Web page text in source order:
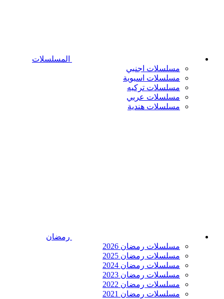
المسلسلات
مسلسلات اجنبي
مسلسلات اسيوية
مسلسلات تركيه
مسلسلات عربي
مسلسلات هندية
رمضان
مسلسلات رمضان 2026
مسلسلات رمضان 2025
مسلسلات رمضان 2024
مسلسلات رمضان 2023
مسلسلات رمضان 2022
مسلسلات رمضان 2021